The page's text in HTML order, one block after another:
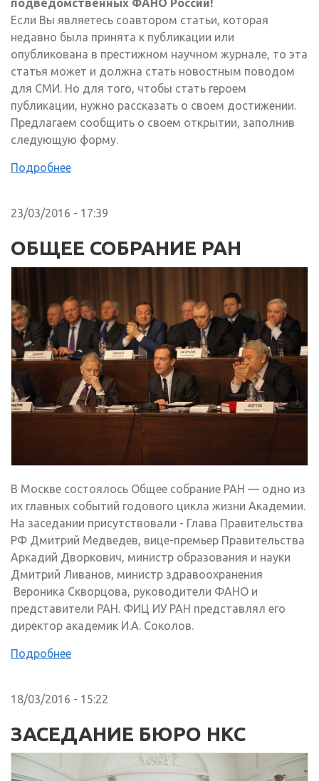
подведомственных ФАНО России!
Если Вы являетесь соавтором статьи, которая
недавно была принята к публикации или
опубликована в престижном научном журнале, то эта
статья может и должна стать новостным поводом
для СМИ. Но для того, чтобы стать героем
публикации, нужно рассказать о своем достижении.
Предлагаем сообщить о своем открытии, заполнив
следующую форму.
Подробнее
23/03/2016 - 17:39
ОБЩЕЕ СОБРАНИЕ РАН
В Москве состоялось Общее собрание РАН — одно из
их главных событий годового цикла жизни Академии.
На заседании присутствовали - Глава Правительства
РФ Дмитрий Медведев, вице-премьер Правительства
Аркадий Дворкович, министр образования и науки
Дмитрий Ливанов, министр здравоохранения
Вероника Скворцова, руководители ФАНО и
представители РАН. ФИЦ ИУ РАН представлял его
директор академик И.А. Соколов.
Подробнее
18/03/2016 - 15:22
ЗАСЕДАНИЕ БЮРО НКС